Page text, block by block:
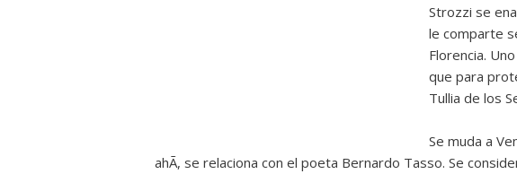
Strozzi se
le comparte
Florencia.
que para
Tullia de los
Se muda a
ahÃ­, se relaciona con el poeta Bernardo Tasso. Se